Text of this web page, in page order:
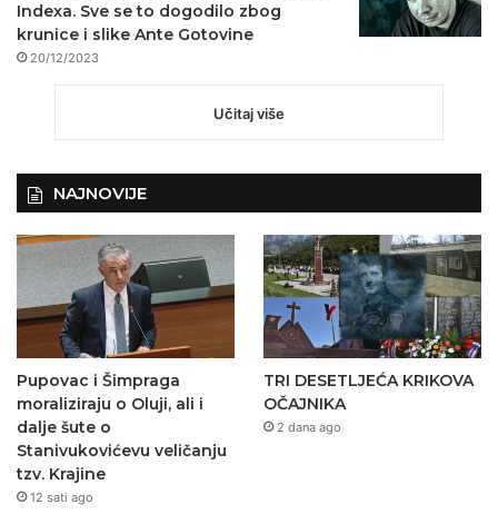
Indexa. Sve se to dogodilo zbog
krunice i slike Ante Gotovine
20/12/2023
Učitaj više
NAJNOVIJE
Pupovac i Šimpraga
moraliziraju o Oluji, ali i
dalje šute o
Stanivukovićevu veličanju
tzv. Krajine
12 sati ago
TRI DESETLJEĆA KRIKOVA
OČAJNIKA
2 dana ago